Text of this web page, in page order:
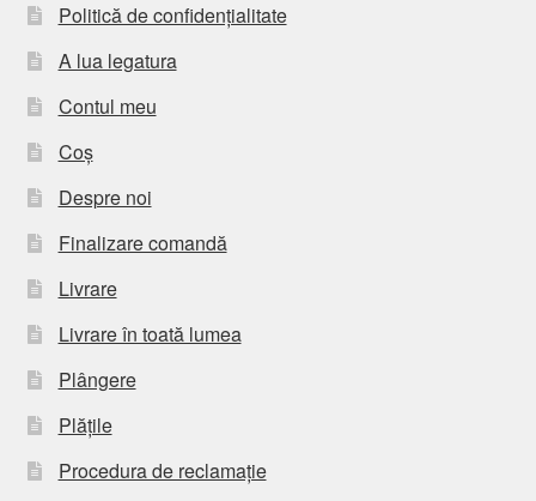
Politică de confidențialitate
A lua legatura
Contul meu
Coș
Despre noi
Finalizare comandă
Livrare
Livrare în toată lumea
Plângere
Plățile
Procedura de reclamație